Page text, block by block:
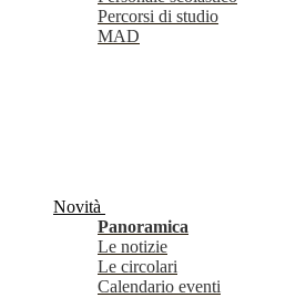
Percorsi di studio
MAD
Novità
Panoramica
Le notizie
Le circolari
Calendario eventi